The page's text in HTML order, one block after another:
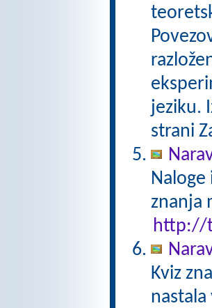
jeziku.
strani
znanja
http://
Kviz